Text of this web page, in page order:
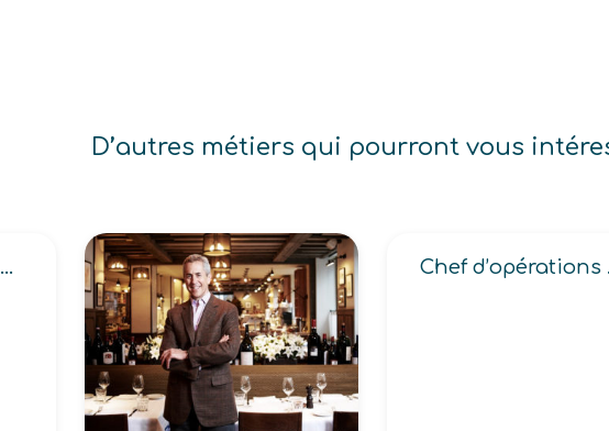
D’autres métiers qui pourront vous
Responsable de maintenance et travaux neufs en industrie, d’entretien et de dépannage en maintenance industrielle Chef